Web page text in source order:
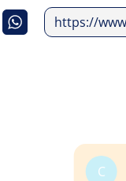
https://
C